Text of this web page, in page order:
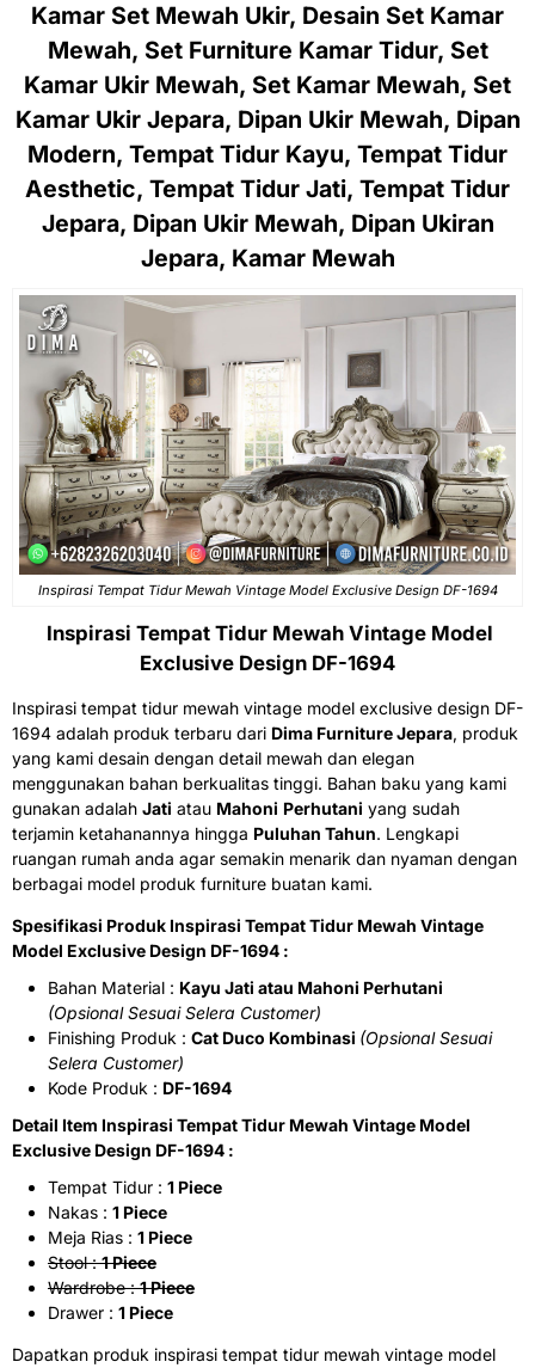
Kamar Set Mewah Ukir, Desain Set Kamar
Mewah, Set Furniture Kamar Tidur, Set
Kamar Ukir Mewah, Set Kamar Mewah, Set
Kamar Ukir Jepara, Dipan Ukir Mewah, Dipan
Modern, Tempat Tidur Kayu, Tempat Tidur
Aesthetic, Tempat Tidur Jati, Tempat Tidur
Jepara, Dipan Ukir Mewah, Dipan Ukiran
Jepara, Kamar Mewah
Inspirasi Tempat Tidur Mewah Vintage Model Exclusive Design DF-1694
Inspirasi Tempat Tidur Mewah Vintage Model
Exclusive Design DF-1694
Inspirasi tempat tidur mewah vintage model exclusive design DF-
1694 adalah produk terbaru dari Dima Furniture Jepara, produk
yang kami desain dengan detail mewah dan elegan
menggunakan bahan berkualitas tinggi. Bahan baku yang kami
gunakan adalah Jati atau Mahoni Perhutani yang sudah
terjamin ketahanannya hingga Puluhan Tahun. Lengkapi
ruangan rumah anda agar semakin menarik dan nyaman dengan
berbagai model produk furniture buatan kami.
Spesifikasi Produk Inspirasi Tempat Tidur Mewah Vintage
Model Exclusive Design DF-1694 :
Bahan Material : Kayu Jati atau Mahoni Perhutani
(Opsional Sesuai Selera Customer)
Finishing Produk : Cat Duco Kombinasi (Opsional Sesuai
Selera Customer)
Kode Produk : DF-1694
Detail Item Inspirasi Tempat Tidur Mewah Vintage Model
Exclusive Design DF-1694 :
Tempat Tidur : 1 Piece
Nakas : 1 Piece
Meja Rias : 1 Piece
Stool :1 Piece
Wardrobe :1 Piece
Drawer : 1 Piece
Dapatkan produk inspirasi tempat tidur mewah vintage model